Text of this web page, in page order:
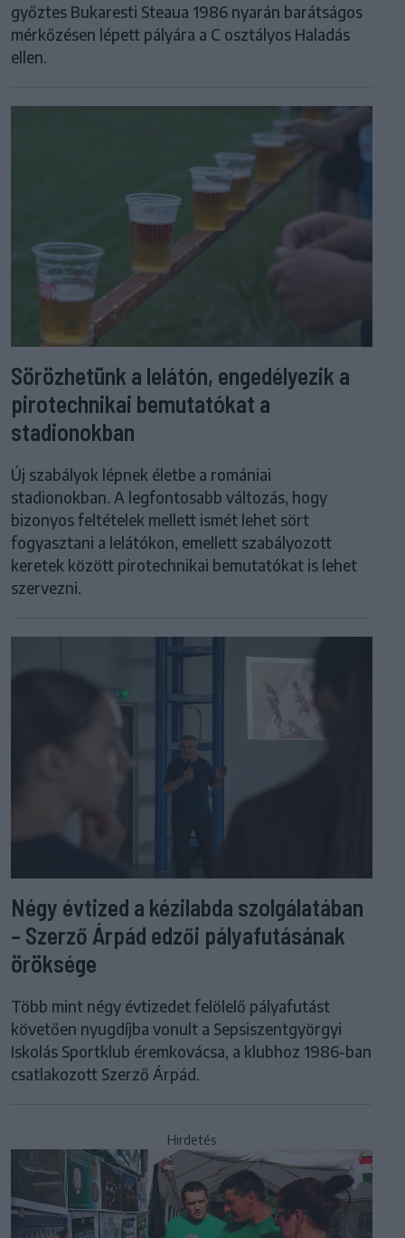
győztes Bukaresti Steaua 1986 nyarán barátságos
mérkőzésen lépett pályára a C osztályos Haladás
ellen.
Sörözhetünk a lelátón, engedélyezik a
pirotechnikai bemutatókat a
stadionokban
Új szabályok lépnek életbe a romániai
stadionokban. A legfontosabb változás, hogy
bizonyos feltételek mellett ismét lehet sört
fogyasztani a lelátókon, emellett szabályozott
keretek között pirotechnikai bemutatókat is lehet
szervezni.
Négy évtized a kézilabda szolgálatában
– Szerző Árpád edzői pályafutásának
öröksége
Több mint négy évtizedet felölelő pályafutást
követően nyugdíjba vonult a Sepsiszentgyörgyi
Iskolás Sportklub éremkovácsa, a klubhoz 1986-ban
csatlakozott Szerző Árpád.
Hirdetés